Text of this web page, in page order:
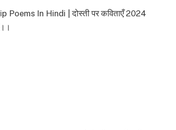
Poems In Hindi | दोस्ती पर कविताएँ 2024